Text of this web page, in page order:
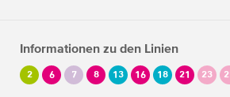
Informationen zu den Linien
2 6 7 8 13 16 18 21 23